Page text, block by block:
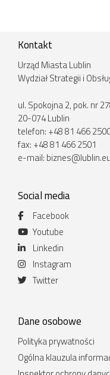
Kontakt
Urząd Miasta Lublin
Wydział Strategii i
ul. Spokojna 2, pok. nr
20-074 Lublin
telefon: +48 81 466
fax: +48 81 466 2501
e-mail: biznes@lublin.eu
Social media
Facebook
Youtube
Linkedin
Instagram
Twitter
Dane osobowe
Polityka prywatności
Ogólna klauzula